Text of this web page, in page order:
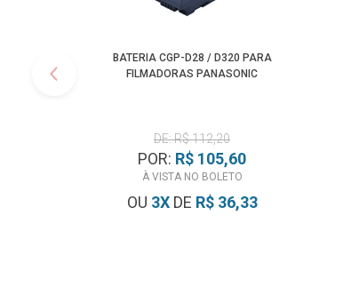
BATERIA CGP-D28 / D320 PARA
FILMADORAS PANASONIC
DE: R$ 112,20
POR: R$ 105,60
À VISTA NO BOLETO
OU 3XDE R$ 36,33